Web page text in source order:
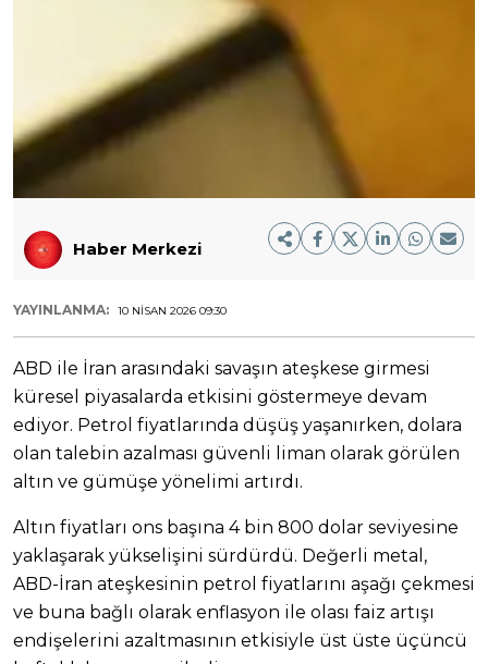
Haber Merkezi
YAYINLANMA: 10 NISAN 2026 09:30
ABD ile İran arasındaki savaşın ateşkese girmesi
küresel piyasalarda etkisini göstermeye devam
ediyor. Petrol fiyatlarında düşüş yaşanırken, dolara
olan talebin azalması güvenli liman olarak görülen
altın ve gümüşe yönelimi artırdı.
Altın fiyatları ons başına 4 bin 800 dolar seviyesine
yaklaşarak yükselişini sürdürdü. Değerli metal,
ABD-İran ateşkesinin petrol fiyatlarını aşağı çekmesi
ve buna bağlı olarak enflasyon ile olası faiz artışı
endişelerini azaltmasının etkisiyle üst üste üçüncü